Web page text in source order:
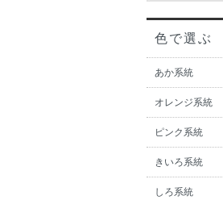
色で選ぶ
あか系統
オレンジ系統
ピンク系統
きいろ系統
しろ系統